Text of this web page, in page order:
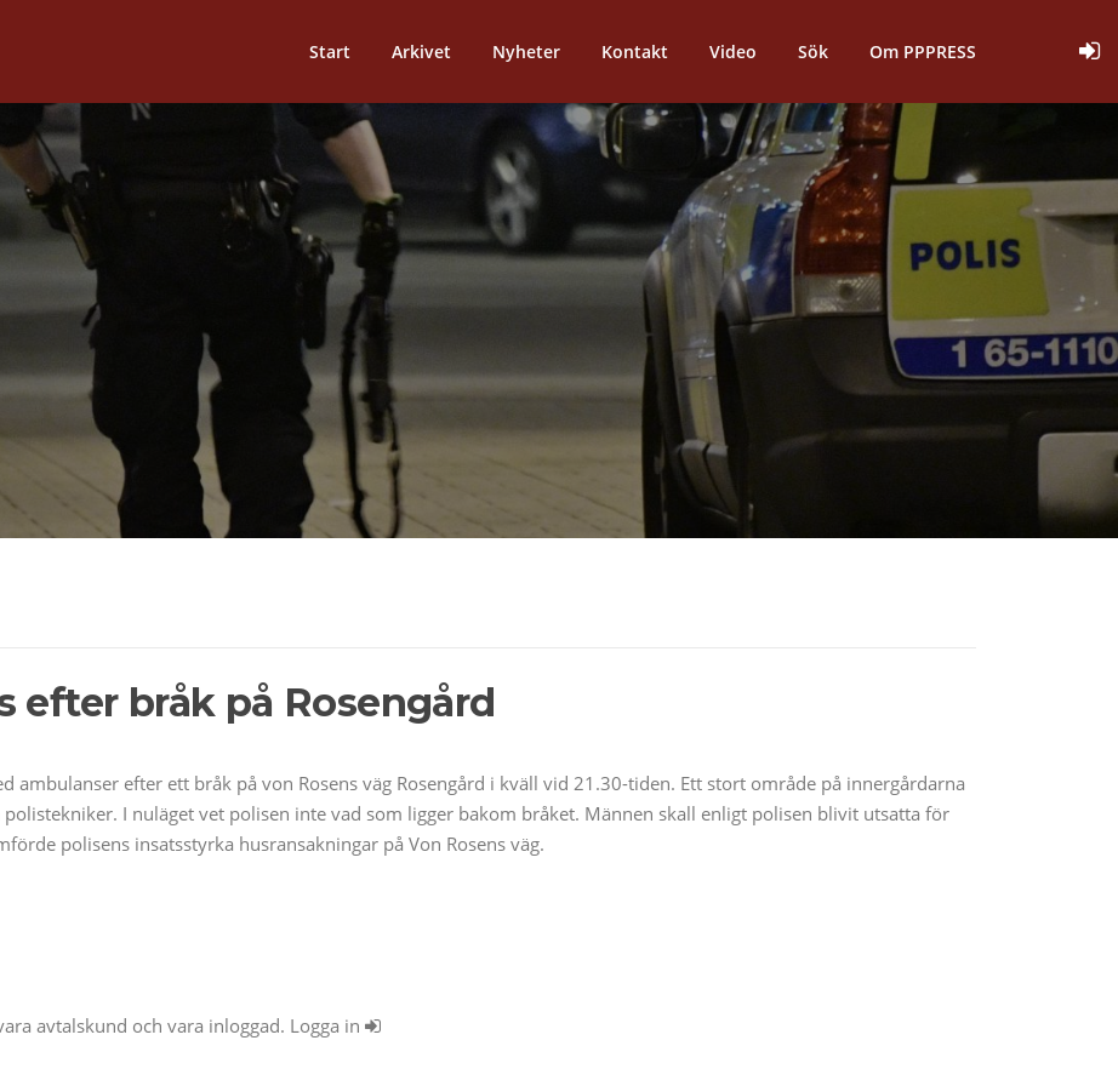
Start Arkivet Nyheter Kontakt Video Sök Om PPPRESS
efter bråk på Rosengård
ambulanser efter ett bråk på von Rosens väg Rosengård i kväll vid 21.30-tiden. Ett stort område på innergårdarna
polistekniker. I nuläget vet polisen inte vad som ligger bakom bråket. Männen skall enligt polisen blivit utsatta för
polisens insatsstyrka husransakningar på Von Rosens väg.
avtalskund och vara inloggad. Logga in